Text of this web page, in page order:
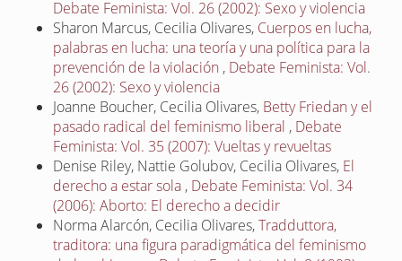
Debate Feminista: Vol. 26 (2002): Sexo y violencia
Sharon Marcus, Cecilia Olivares, Cuerpos en lucha,
palabras en lucha: una teoría y una política para la
prevención de la violación , Debate Feminista: Vol.
26 (2002): Sexo y violencia
Joanne Boucher, Cecilia Olivares, Betty Friedan y el
pasado radical del feminismo liberal , Debate
Feminista: Vol. 35 (2007): Vueltas y revueltas
Denise Riley, Nattie Golubov, Cecilia Olivares, El
derecho a estar sola , Debate Feminista: Vol. 34
(2006): Aborto: El derecho a decidir
Norma Alarcón, Cecilia Olivares,Tradduttora,
traditora: una figura paradigmática del feminismo